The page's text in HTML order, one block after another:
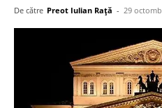
De către Preot Iulian Raţă - 29